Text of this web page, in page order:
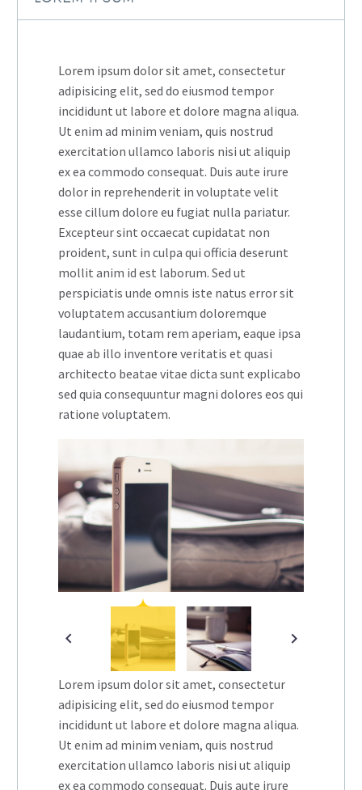
Lorem ipsum dolor sit amet, consectetur
adipisicing elit, sed do eiusmod tempor
incididunt ut labore et dolore magna aliqua.
Ut enim ad minim veniam, quis nostrud
exercitation ullamco laboris nisi ut aliquip
ex ea commodo consequat. Duis aute irure
dolor in reprehenderit in voluptate velit
esse cillum dolore eu fugiat nulla pariatur.
Excepteur sint occaecat cupidatat non
proident, sunt in culpa qui officia deserunt
mollit anim id est laborum. Sed ut
perspiciatis unde omnis iste natus error sit
voluptatem accusantium doloremque
laudantium, totam rem aperiam, eaque ipsa
quae ab illo inventore veritatis et quasi
architecto beatae vitae dicta sunt explicabo
sed quia consequuntur magni dolores eos qui
ratione voluptatem.
Lorem ipsum dolor sit amet, consectetur
adipisicing elit, sed do eiusmod tempor
incididunt ut labore et dolore magna aliqua.
Ut enim ad minim veniam, quis nostrud
exercitation ullamco laboris nisi ut aliquip
ex ea commodo consequat. Duis aute irure